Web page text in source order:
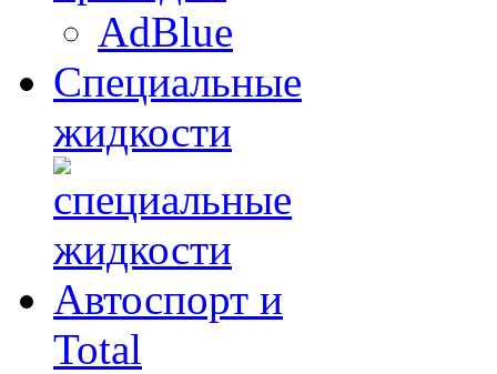
AdBlue
Специальные
жидкости
Автоспорт и
Total